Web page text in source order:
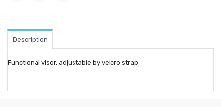
Description
Functional visor, adjustable by velcro strap